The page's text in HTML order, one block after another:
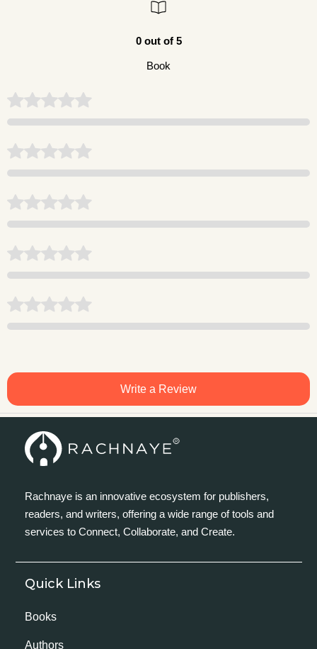
0 out of 5
Book
Write a Review
Rachnaye is an innovative ecosystem for publishers,
readers, and writers, offering a wide range of tools and
services to Connect, Collaborate, and Create.
Quick Links
Books
Authors